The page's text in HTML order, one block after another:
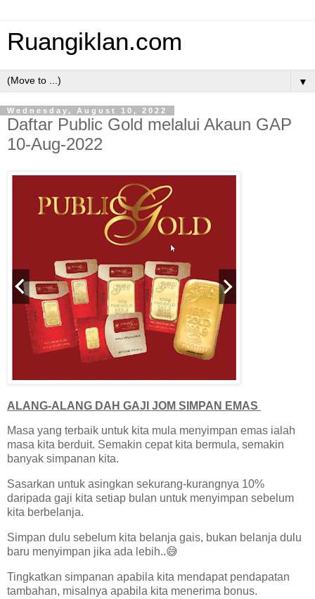
Ruangiklan.com
▼
Wednesday, August 10, 2022
Daftar Public Gold melalui Akaun GAP
10-Aug-2022
ALANG-ALANG DAH GAJI JOM SIMPAN EMAS
Masa yang terbaik untuk kita mula menyimpan emas ialah
masa kita berduit. Semakin cepat kita bermula, semakin
banyak simpanan kita.
Sasarkan untuk asingkan sekurang-kurangnya 10%
daripada gaji kita setiap bulan untuk menyimpan sebelum
kita berbelanja.
Simpan dulu sebelum kita belanja gais, bukan belanja dulu
baru menyimpan jika ada lebih..😅
Tingkatkan simpanan apabila kita mendapat pendapatan
tambahan, misalnya apabila kita menerima bonus.